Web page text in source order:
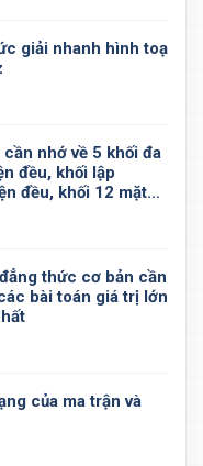
giải nhanh hình toạ
nhớ về 5 khối đa
đều, khối lập
đều, khối 12 mặt
thức cơ bản cần
bài toán giá trị lớn
của ma trận và